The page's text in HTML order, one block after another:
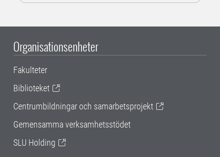
Organisationsenheter
Fakulteter
Biblioteket
Centrumbildningar och samarbetsprojekt
Gemensamma verksamhetsstödet
SLU Holding